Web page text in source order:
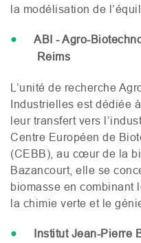
la modélisation de
ABI - Agro-
Reims
L’unité de recherche
Industrielles est dédiée
leur transfert vers
Centre Européen de
(CEBB), au cœur de la
Bazancourt, elle se
biomasse en combinant
la chimie verte et le
Institut Jean-Pierre